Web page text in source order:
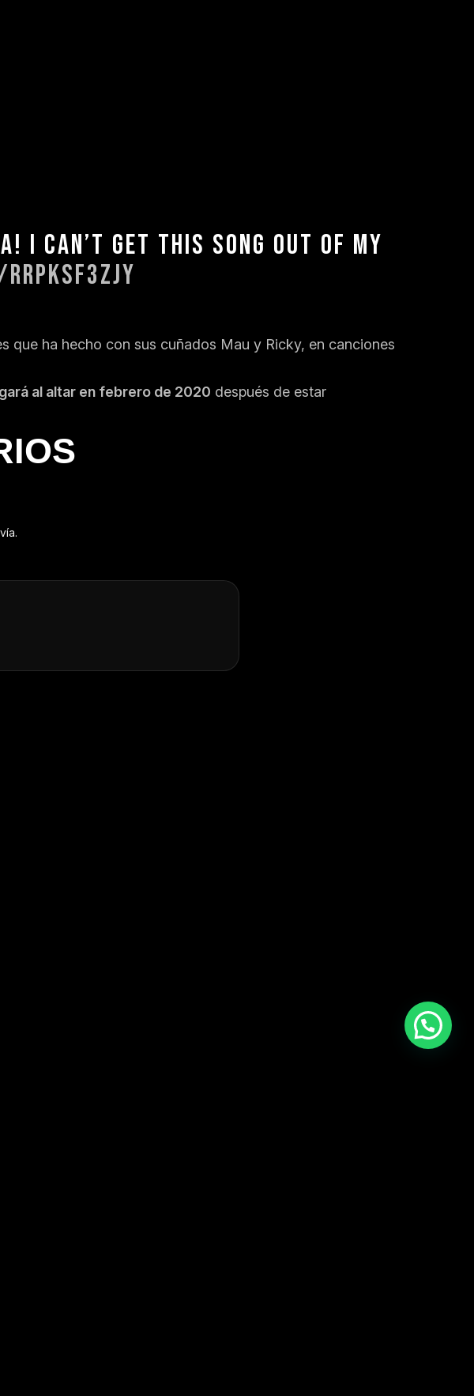
I CAN’T GET THIS SONG OUT OF MY
que ha hecho con sus cuñados Mau y Ricky, en canciones
al altar en febrero de 2020 después de estar